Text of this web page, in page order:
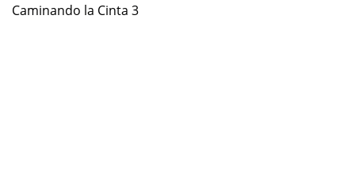
Caminando la Cinta 3